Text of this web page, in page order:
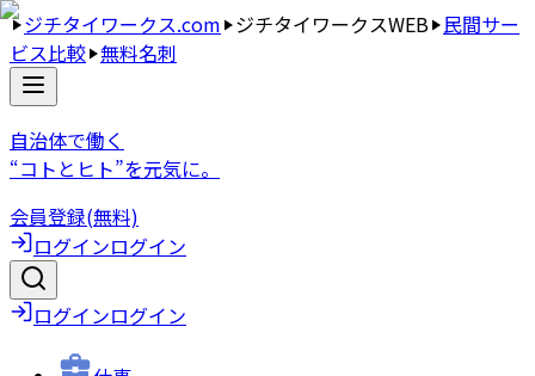
ジチタイワークス.com ジチタイワークスWEB 民間サー
ビス比較 無料名刺
自治体で働く
“コトとヒト”を元気に。
会員登録(無料)
ログインログイン
ログインログイン